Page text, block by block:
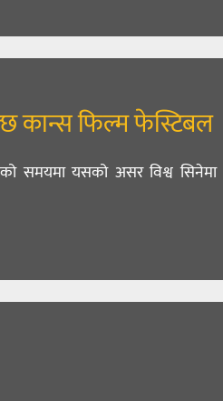
कान्स फिल्म फेस्टिबल
समयमा यसको असर विश्व सिनेमा